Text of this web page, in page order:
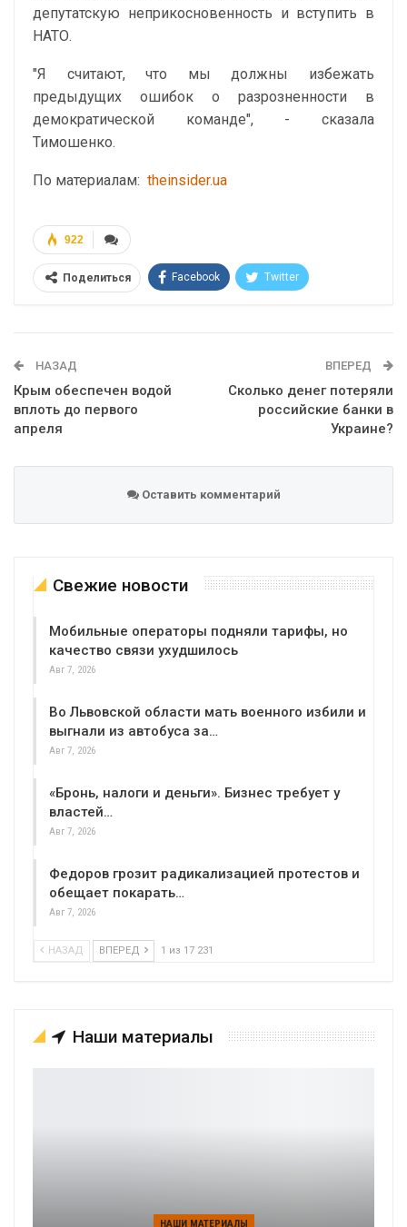
депутатскую неприкосновенность и вступить в
НАТО.
"Я считают, что мы должны избежать
предыдущих ошибок о разрозненности в
демократической команде", - сказала
Тимошенко.
По материалам: theinsider.ua
922
Поделиться Facebook Twitter
НАЗАД
Крым обеспечен водой
вплоть до первого
апреля
ВПЕРЕД
Сколько денег потеряли
российские банки в
Украине?
Оставить комментарий
Свежие новости
Мобильные операторы подняли тарифы, но
качество связи ухудшилось
Авг 7, 2026
Во Львовской области мать военного избили и
выгнали из автобуса за…
Авг 7, 2026
«Бронь, налоги и деньги». Бизнес требует у
властей…
Авг 7, 2026
Федоров грозит радикализацией протестов и
обещает покарать…
Авг 7, 2026
НАЗАД ВПЕРЕД 1 из 17 231
Наши материалы
НАШИ МАТЕРИАЛЫ